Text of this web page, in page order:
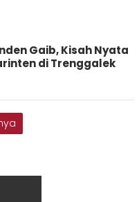
Gaib, Kisah Nyata
di Trenggalek